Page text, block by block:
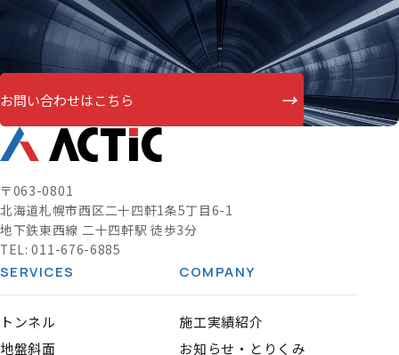
お問い合わせはこちら →
〒063-0801
北海道札幌市西区二十四軒1条5丁目6-1
地下鉄東西線 二十四軒駅 徒歩3分
TEL:011-676-6885
SERVICES
トンネル
地盤斜面
COMPANY
施工実績紹介
お知らせ・とりくみ